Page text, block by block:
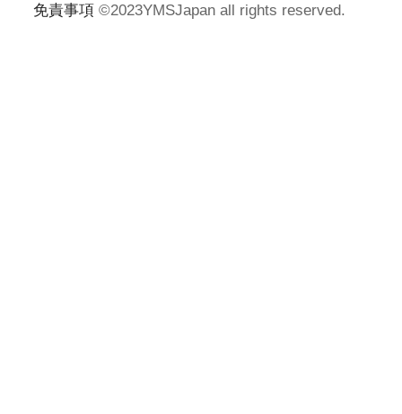
免責事項 ©2023YMSJapan all rights reserved.